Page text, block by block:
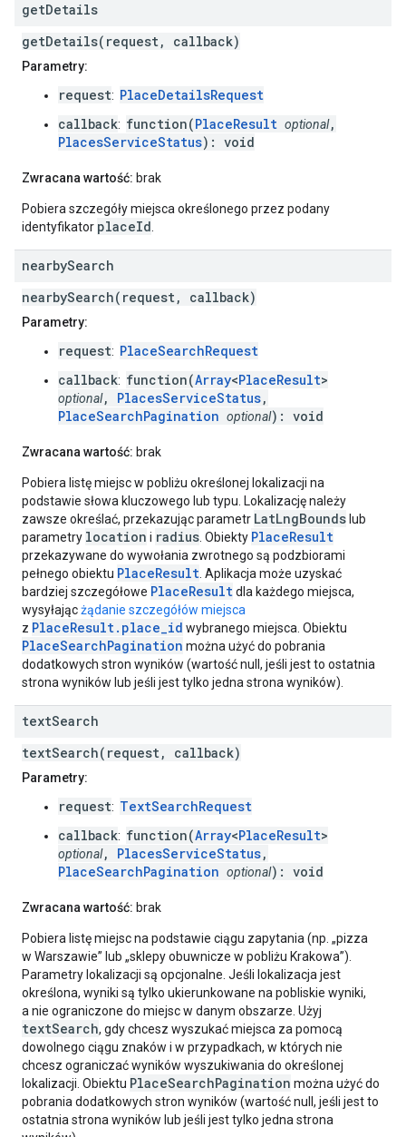
getDetails
getDetails(request, callback)
Parametry:
request: PlaceDetailsRequest
callback: function(PlaceResult optional,
PlacesServiceStatus): void
Zwracana wartość: brak
Pobiera szczegóły miejsca określonego przez podany
identyfikator placeId.
nearbySearch
nearbySearch(request, callback)
Parametry:
request: PlaceSearchRequest
callback: function(Array<PlaceResult>
optional, PlacesServiceStatus,
PlaceSearchPagination optional): void
Zwracana wartość: brak
Pobiera listę miejsc w pobliżu określonej lokalizacji na
podstawie słowa kluczowego lub typu. Lokalizację należy
zawsze określać, przekazując parametr LatLngBounds lub
parametry location i radius. Obiekty PlaceResult
przekazywane do wywołania zwrotnego są podzbiorami
pełnego obiektu PlaceResult. Aplikacja może uzyskać
bardziej szczegółowe PlaceResultdla każdego miejsca,
wysyłającżądanie szczegółów miejsca
z PlaceResult.place_id wybranego miejsca. Obiektu
PlaceSearchPagination można użyć do pobrania
dodatkowych stron wyników (wartość null, jeśli jest to ostatnia
strona wyników lub jeśli jest tylko jedna strona wyników).
textSearch
textSearch(request, callback)
Parametry:
request: TextSearchRequest
callback: function(Array<PlaceResult>
optional, PlacesServiceStatus,
PlaceSearchPagination optional): void
Zwracana wartość: brak
Pobiera listę miejsc na podstawie ciągu zapytania (np. „pizza
w Warszawie” lub „sklepy obuwnicze w pobliżu Krakowa”).
Parametry lokalizacji są opcjonalne. Jeśli lokalizacja jest
określona, wyniki są tylko ukierunkowane na pobliskie wyniki,
a nie ograniczone do miejsc w danym obszarze. Użyj
textSearch, gdy chcesz wyszukać miejsca za pomocą
dowolnego ciągu znaków i w przypadkach, w których nie
chcesz ograniczać wyników wyszukiwania do określonej
lokalizacji. Obiektu PlaceSearchPagination można użyć do
pobrania dodatkowych stron wyników (wartość null, jeśli jest to
ostatnia strona wyników lub jeśli jest tylko jedna strona